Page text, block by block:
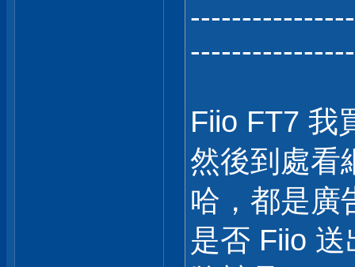
Fiio FT7 我
然後到處看
哈，都是廣
是否 Fiio